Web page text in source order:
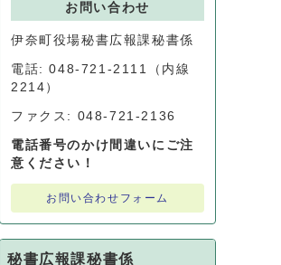
お問い合わせ
伊奈町役場秘書広報課秘書係
電話: 048-721-2111（内線
2214）
ファクス: 048-721-2136
電話番号のかけ間違いにご注
意ください！
お問い合わせフォーム
秘書広報課秘書係